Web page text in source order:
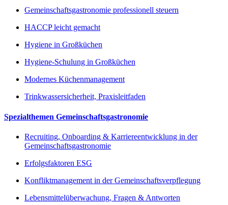
Gemeinschaftsgastronomie professionell steuern
HACCP leicht gemacht
Hygiene in Großküchen
Hygiene-Schulung in Großküchen
Modernes Küchenmanagement
Trinkwassersicherheit, Praxisleitfaden
Spezialthemen Gemeinschaftsgastronomie
Recruiting, Onboarding & Karriereentwicklung in der
Gemeinschaftsgastronomie
Erfolgsfaktoren ESG
Konfliktmanagement in der Gemeinschaftsverpflegung
Lebensmittelüberwachung, Fragen & Antworten